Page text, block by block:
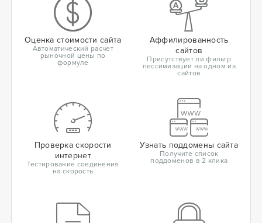
Оценка стоимости сайта
Автоматический расчет
рыночной цены по
формуле
Аффилированность
сайтов
Присутствует ли фильтр
пессимизации на одном из
сайтов
Проверка скорости
интернет
Тестирование соединения
на скорость
Узнать поддомены сайта
Получите список
поддоменов в 2 клика